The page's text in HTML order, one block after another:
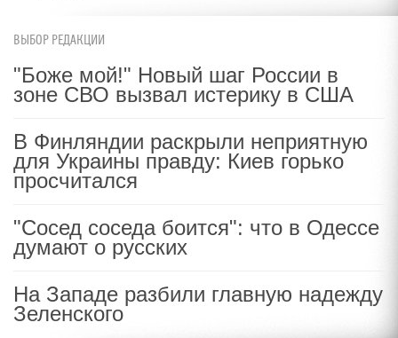
ВЫБОР РЕДАКЦИИ
"Боже мой!" Новый шаг России в
зоне СВО вызвал истерику в США
В Финляндии раскрыли неприятную
для Украины правду: Киев горько
просчитался
"Сосед соседа боится": что в Одессе
думают о русских
На Западе разбили главную надежду
Зеленского